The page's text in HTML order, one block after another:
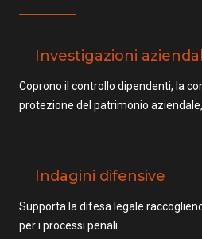
Investigazioni
Coprono il controllo dipendenti, la
protezione del patrimonio
Indagini difensive
Supporta la difesa legale
per i processi penali.